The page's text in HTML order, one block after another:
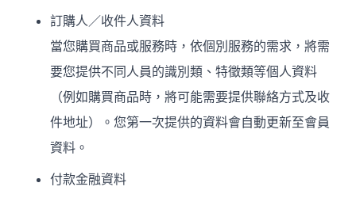
訂購人／收件人資料
當您購買商品或服務時，依個別服務的需求，將需
要您提供不同人員的識別類、特徵類等個人資料
（例如購買商品時，將可能需要提供聯絡方式及收
件地址）。您第一次提供的資料會自動更新至會員
資料。
付款金融資料